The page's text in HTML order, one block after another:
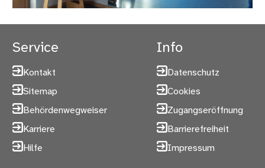
Service
Kontakt
Sitemap
Behördenwegweiser
Karriere
Hilfe
Info
Datenschutz
Cookies
Zugangseröffnung
Barrierefreiheit
Impressum